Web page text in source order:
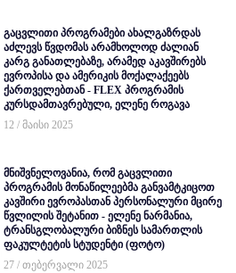
გაცვლითი პროგრამები ახალგაზრდას
აძლევს წვდომას არამხოლოდ ძალიან
კარგ განათლებაზე, არამედ აკავშირებს
ევროპისა და ამერიკის მოქალაქეებს
ქართველებთან - FLEX პროგრამის
კურსდამთავრებული, ელენე როგავა
12 / მაისი 2025
მნიშვნელოვანია, რომ გაცვლითი
პროგრამის მონაწილეებმა განვამტკიცოთ
კავშირი ევროპასთან პერსონალური მცირე
წვლილის შეტანით - ელენე ნარმანია,
ტრანსგლობალური ბიზნეს სამართლის
ფაკულტეტის სტუდენტი (ფოტო)
27 / თებერვალი 2025